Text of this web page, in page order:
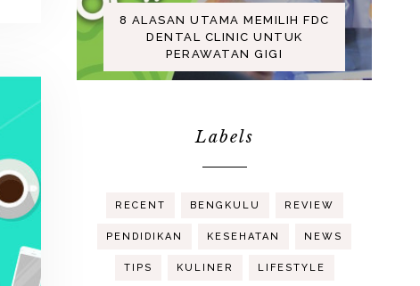
8 ALASAN UTAMA MEMILIH FDC
DENTAL CLINIC UNTUK
PERAWATAN GIGI
Labels
RECENT BENGKULU REVIEW
PENDIDIKAN KESEHATAN NEWS
TIPS KULINER LIFESTYLE